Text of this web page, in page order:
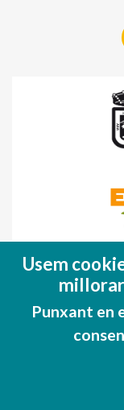
(FEDER)
Una
Usem
Punxant en